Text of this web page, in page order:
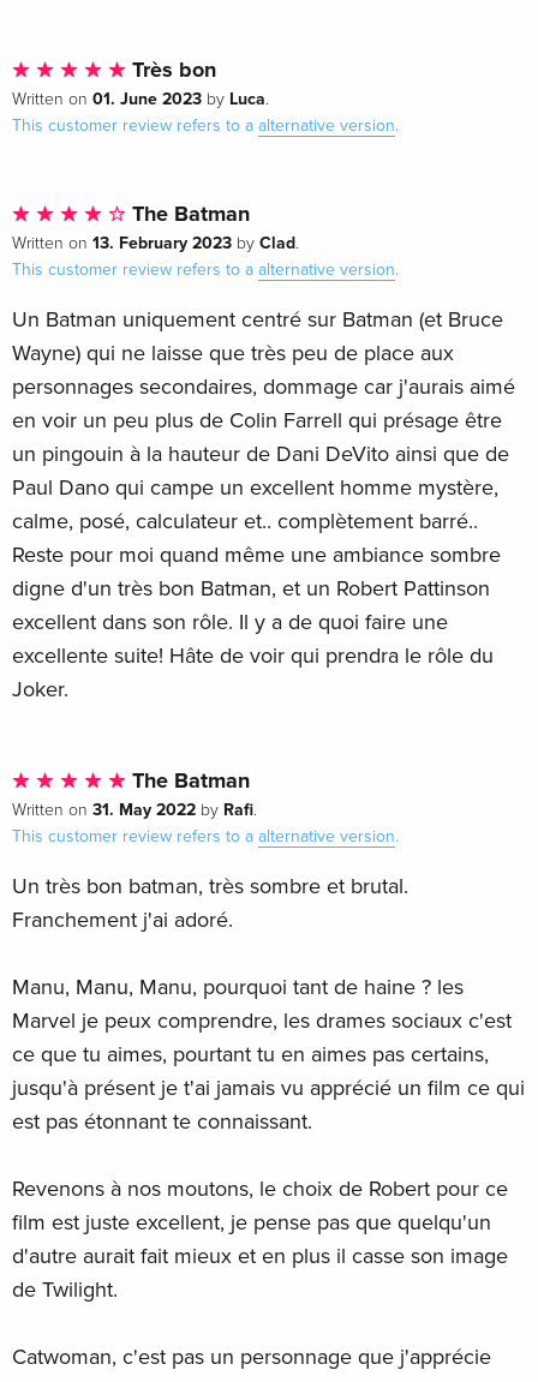
Très bon
Written on 01. June 2023 by Luca.
This customer review refers to a alternative version.
The Batman
Written on 13. February 2023 by Clad.
This customer review refers to a alternative version.
Un Batman uniquement centré sur Batman (et Bruce
Wayne) qui ne laisse que très peu de place aux
personnages secondaires, dommage car j'aurais aimé
en voir un peu plus de Colin Farrell qui présage être
un pingouin à la hauteur de Dani DeVito ainsi que de
Paul Dano qui campe un excellent homme mystère,
calme, posé, calculateur et.. complètement barré..
Reste pour moi quand même une ambiance sombre
digne d'un très bon Batman, et un Robert Pattinson
excellent dans son rôle. Il y a de quoi faire une
excellente suite! Hâte de voir qui prendra le rôle du
Joker.
The Batman
Written on 31. May 2022 by Rafi.
This customer review refers to a alternative version.
Un très bon batman, très sombre et brutal.
Franchement j'ai adoré.
Manu, Manu, Manu, pourquoi tant de haine ? les
Marvel je peux comprendre, les drames sociaux c'est
ce que tu aimes, pourtant tu en aimes pas certains,
jusqu'à présent je t'ai jamais vu apprécié un film ce qui
est pas étonnant te connaissant.
Revenons à nos moutons, le choix de Robert pour ce
film est juste excellent, je pense pas que quelqu'un
d'autre aurait fait mieux et en plus il casse son image
de Twilight.
Catwoman, c'est pas un personnage que j'apprécie